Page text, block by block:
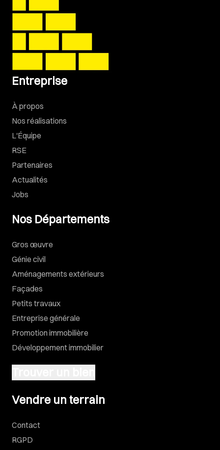
Entreprise
À propos
Nos réalisations
L'Équipe
RSE
Partenaires
Actualités
Jobs
Nos Départements
Gros œuvre
Génie civil
Aménagements extérieurs
Façades
Petits travaux
Entreprise générale
Promotion immobilière
Développement immobilier
Vendre un terrain
Contact
RGPD